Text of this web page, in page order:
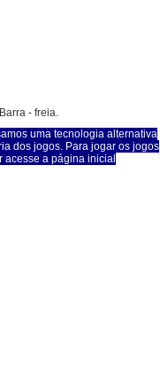
- freia.
uma tecnologia alternativa
dos jogos. Para jogar os jogos
acesse a página inicial